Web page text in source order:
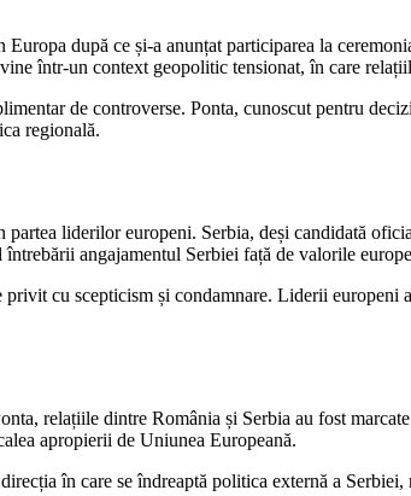
după ce și-a anunțat participarea la
într-un context geopolitic tensionat, în care
de controverse. Ponta, cunoscut pentru
regională.
liderilor europeni. Serbia, deși candidată
angajamentul Serbiei față de valorile
cu scepticism și condamnare. Liderii europeni
relațiile dintre România și Serbia au fost
apropierii de Uniunea Europeană.
în care se îndreaptă politica externă a